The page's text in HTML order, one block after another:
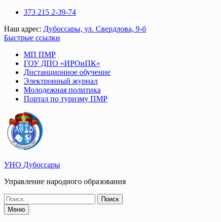
Перейти
содержимому
373 215 2-39-74
Наш адрес: Дубоссары, ул. Свердлова, 9-б
Быстрые ссылки
МП ПМР
ГОУ ДПО «ИРОиПК»
Дистанционное обучение
Электронный журнал
Молодежная политика
Портал по туризму ПМР
УНО Дубоссары
Управление народного образования
Поиск
по:Меню